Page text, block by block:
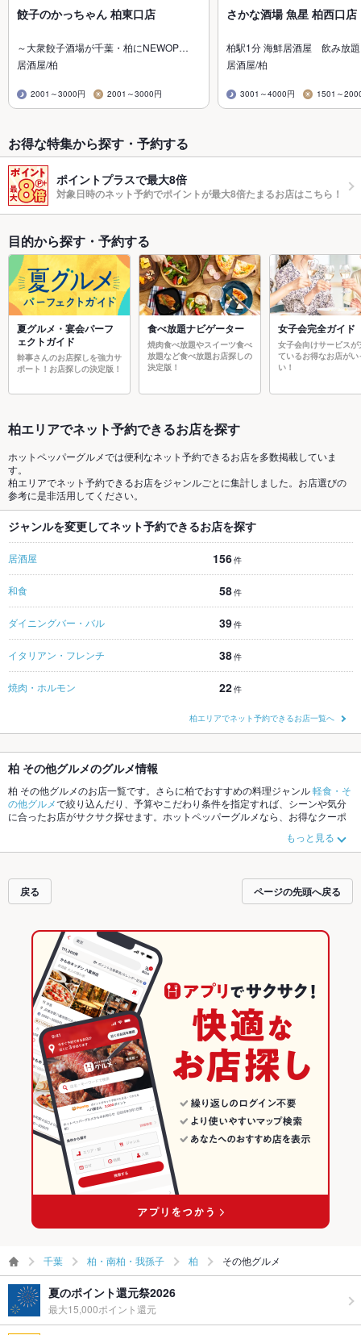
餃子のかっちゃん 柏東口店
～大衆餃子酒場が千葉・柏にNEWOP…
居酒屋/柏
2001～3000円 2001～3000円
さかな酒場 魚星 柏西口店
柏駅1分 海鮮居酒屋 飲み放
居酒屋/柏
3001～4000円 1501～
お得な特集から探す・予約する
ポイントプラスで最大8倍
対象日時のネット予約でポイントが最大8倍たまるお店はこちら！
目的から探す・予約する
夏グルメ・宴会パーフ
ェクトガイド
幹事さんのお店探しを強力サ
ポート！お店探しの決定版！
食べ放題ナビゲーター
焼肉食べ放題やスイーツ食べ
放題など食べ放題お店探しの
決定版！
女子会完全ガイド
女子会向けサービスが
ているお得なお店がい
い！
柏エリアでネット予約できるお店を探す
ホットペッパーグルメでは便利なネット予約できるお店を多数掲載していま
す。
柏エリアでネット予約できるお店をジャンルごとに集計しました。お店選びの
参考に是非活用してください。
ジャンルを変更してネット予約できるお店を探す
居酒屋 156件
和食 58件
ダイニングバー・バル 39件
イタリアン・フレンチ 38件
焼肉・ホルモン 22件
柏エリアでネット予約できるお店一覧へ
柏 その他グルメのグルメ情報
柏 その他グルメのお店一覧です。さらに柏でおすすめの料理ジャンル軽食・そ
の他グルメで絞り込んだり、予算やこだわり条件を指定すれば、シーンや気分
に合ったお店がサクサク探せます。ホットペッパーグルメなら、お得なクーポ
店の最新情報をご紹介しているので安心！24時間使える簡単便利なネット予約
が使えるお店も拡大中です。友達どうしの飲み会にも、会社の宴会にも、デー
もっと見る
戻る ページの先頭へ戻る
千葉 柏・南柏・我孫子 柏 その他グルメ
夏のポイント還元祭2026
最大15,000ポイント還元